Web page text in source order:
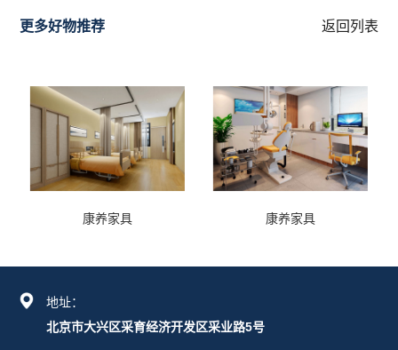
更多好物推荐 返回列表
康养家具 康养家具
地址：
北京市大兴区采育经济开发区采业路5号